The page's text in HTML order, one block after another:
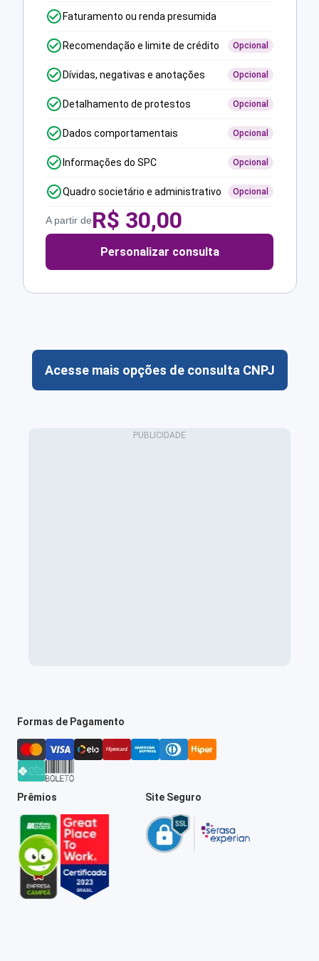
Faturamento ou renda presumida
Recomendação e limite de crédito Opcional
Dívidas, negativas e anotações Opcional
Detalhamento de protestos Opcional
Dados comportamentais Opcional
Informações do SPC Opcional
Quadro societário e administrativo Opcional
A partir deR$ 30,00
Personalizar consulta
Acesse mais opções de consulta CNPJ
Formas de Pagamento
Prêmios Site Seguro